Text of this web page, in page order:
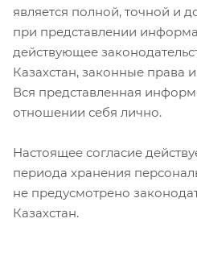
является полной, точной и
при представлении
действующее
Казахстан, законные права
Вся представленная
отношении себя лично.
Настоящее согласие
периода хранения
не предусмотрено
Казахстан.